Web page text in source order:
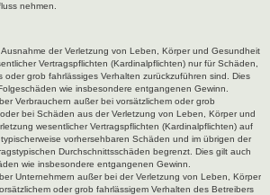
nehmen.
der Verletzung von Leben, Körper und Gesundheit
Vertragspflichten (Kardinalpflichten) nur für Schäden,
oder grob fahrlässiges Verhalten zurückzuführen sind. Dies
wie insbesondere entgangenen Gewinn.
Verbrauchern außer bei vorsätzlichem oder grob
bei Schäden aus der Verletzung von Leben, Körper und
wesentlicher Vertragspflichten (Kardinalpflichten) auf
vorhersehbaren Schäden und im übrigen der
Durchschnittsschäden begrenzt. Dies gilt auch
wie insbesondere entgangenen Gewinn.
Unternehmern außer bei der Verletzung von Leben, Körper
oder grob fahrlässigem Verhalten des Betreibers